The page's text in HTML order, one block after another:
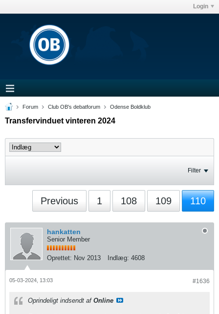
Login
Forum Club OB's debatforum Odense Boldklub
Transfervinduet vinteren 2024
Filter
Previous 1 108 109 110
hankatten
Senior Member
Oprettet: Nov 2013 Indlæg: 4608
#1636
05-03-2024, 13:03
Oprindeligt indsendt af Online